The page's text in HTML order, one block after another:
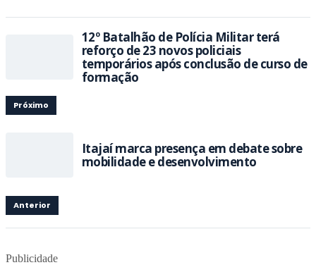
12º Batalhão de Polícia Militar terá
reforço de 23 novos policiais
temporários após conclusão de curso de
formação
Próximo
Itajaí marca presença em debate sobre
mobilidade e desenvolvimento
Anterior
Publicidade